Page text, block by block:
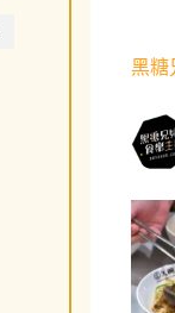
黑糖